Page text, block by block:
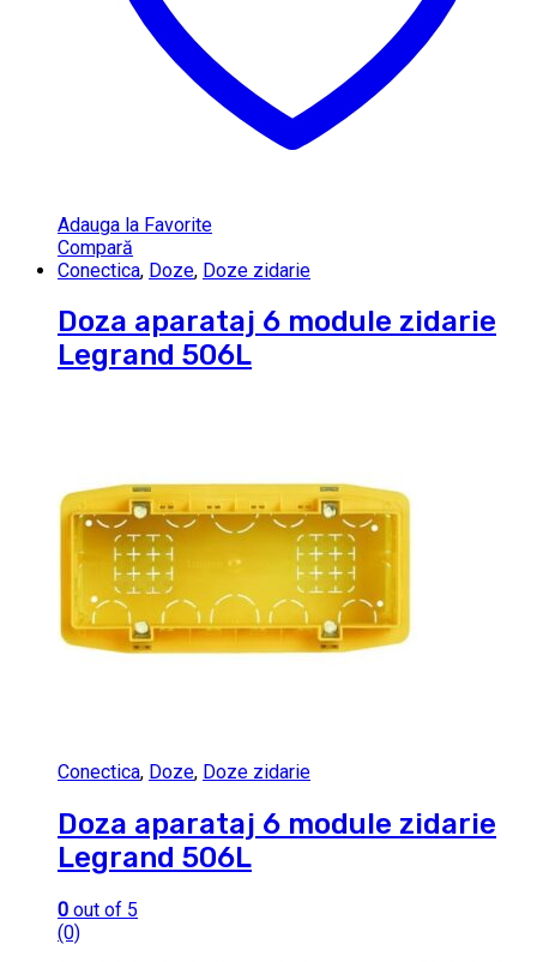
Adauga la Favorite
Compară
Conectica, Doze, Doze zidarie
Doza aparataj 6 module zidarie
Legrand 506L
Conectica, Doze, Doze zidarie
Doza aparataj 6 module zidarie
Legrand 506L
0 out of 5
(0)